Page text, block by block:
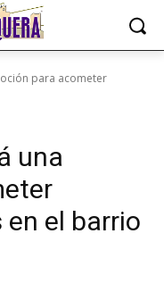
para acometer
una
el barrio